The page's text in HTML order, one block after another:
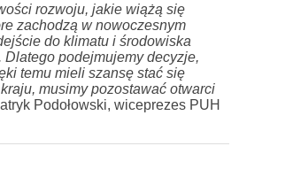
rozwoju, jakie wiążą się
zachodzą w nowoczesnym
do klimatu i środowiska
podejmujemy decyzje,
temu mieli szansę stać się
musimy pozostawać otwarci
Podołowski, wiceprezes PUH